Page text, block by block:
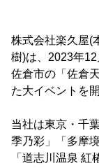
株式会社楽久屋(
樹)は、2023年
佐倉市の「佐倉
た大イベントを
当社は東京・千
季乃彩」「多摩
「道志川温泉